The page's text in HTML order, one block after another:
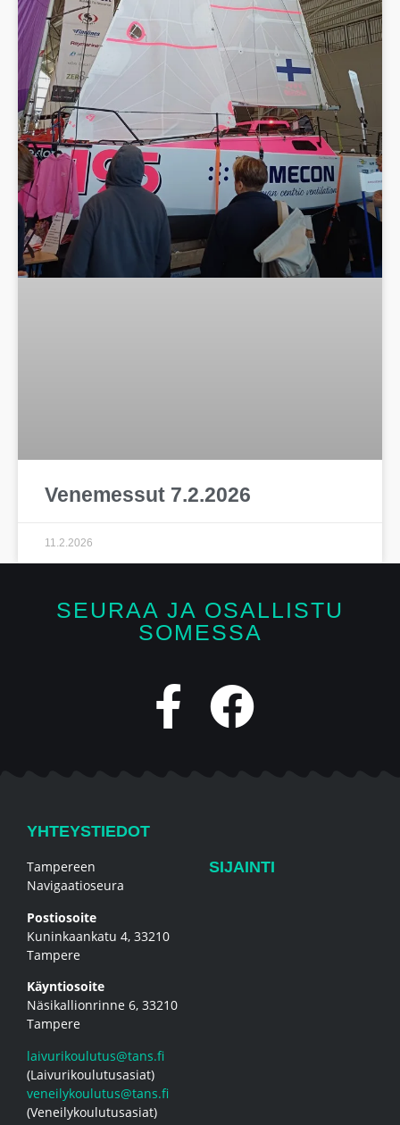
Venemessut 7.2.2026
11.2.2026
SEURAA JA OSALLISTU
SOMESSA
YHTEYSTIEDOT
Tampereen
Navigaatioseura
Postiosoite
Kuninkaankatu 4, 33210
Tampere
Käyntiosoite
Näsikallionrinne 6, 33210
Tampere
laivurikoulutus@tans.fi
(Laivurikoulutusasiat)
veneilykoulutus@tans.fi
(Veneilykoulutusasiat)
SIJAINTI